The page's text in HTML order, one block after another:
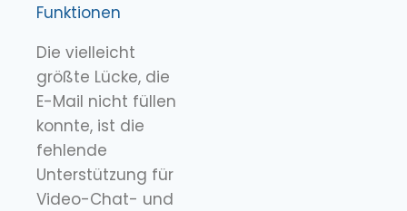
Funktionen
Die vielleicht
größte Lücke, die
E-Mail nicht füllen
konnte, ist die
fehlende
Unterstützung für
Video-Chat- und